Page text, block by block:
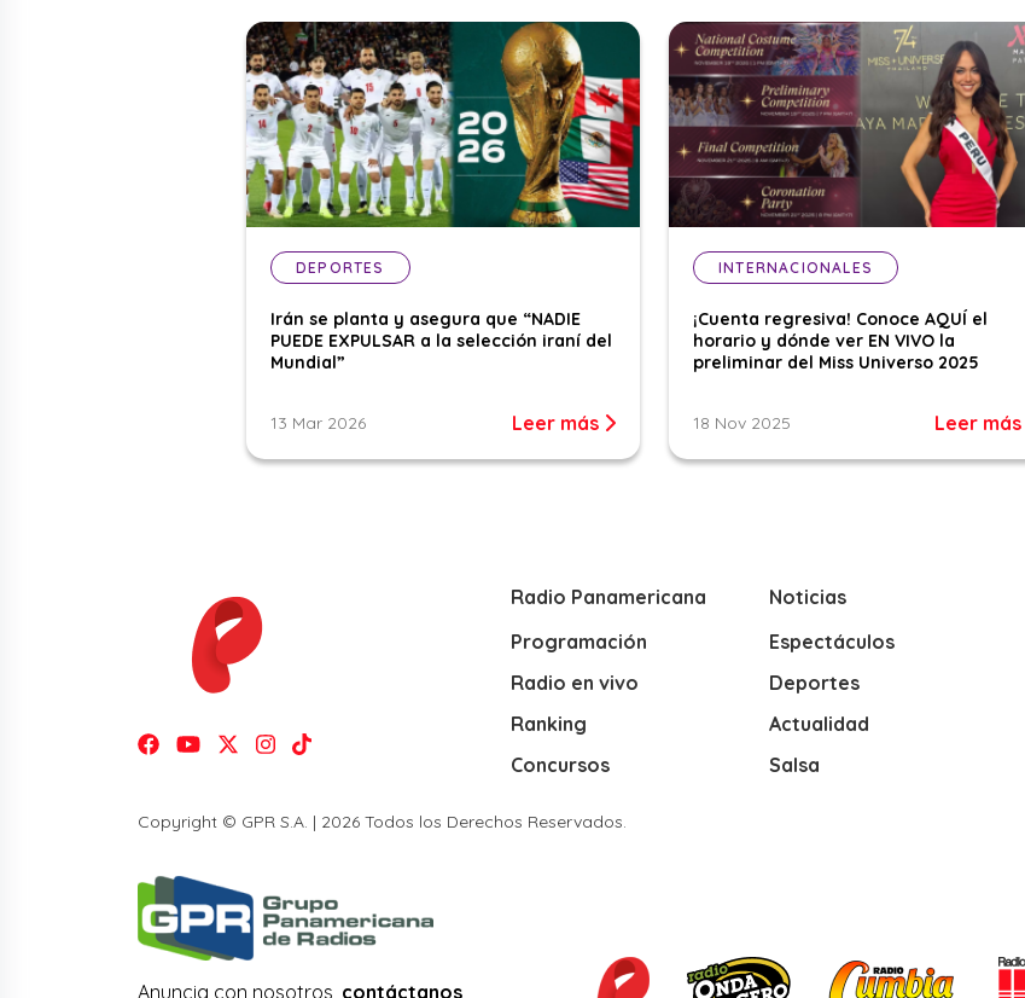
DEPORTES
Irán se planta y asegura que “NADIE
PUEDE EXPULSAR a la selección iraní del
Mundial”
13 Mar 2026 Leer más
INTERNACIONALES
¡Cuenta regresiva! Conoce AQUÍ el
horario y dónde ver EN VIVO la
preliminar del Miss Universo 2025
18 Nov 2025 Leer más
Radio Panamericana
Programación
Radio en vivo
Ranking
Concursos
Noticias
Espectáculos
Deportes
Actualidad
Salsa
Copyright © GPR S.A. | 2026 Todos los Derechos Reservados.
Anuncia con nosotros, contáctanos